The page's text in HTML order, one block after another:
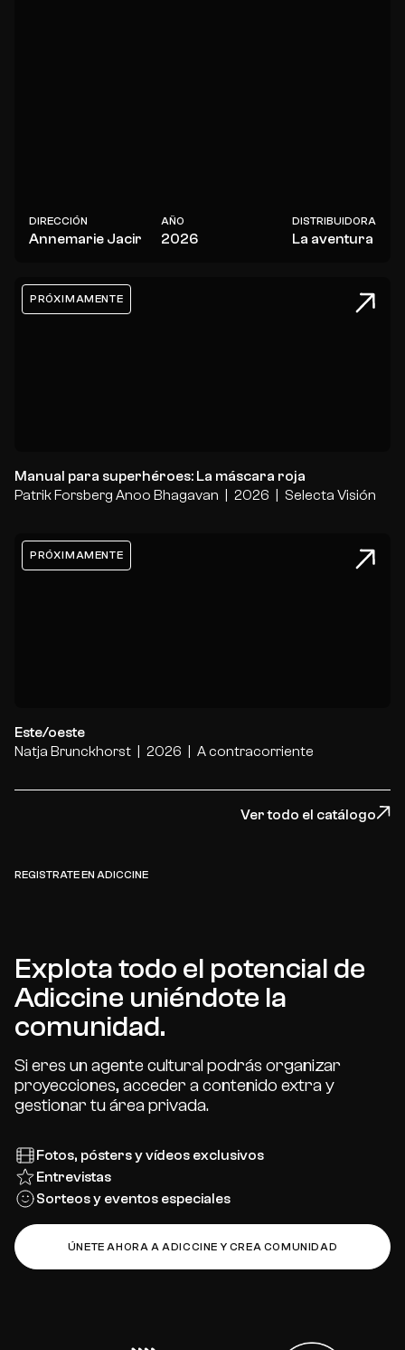
DIRECCIÓN
Annemarie Jacir
AÑO
2026
DISTRIBUIDORA
La aventura
PRÓXIMAMENTE
Manual para superhéroes: La máscara roja
Patrik Forsberg Anoo Bhagavan 2026 Selecta Visión
PRÓXIMAMENTE
Este/oeste
Natja Brunckhorst
2026 A contracorriente
Ver todo el catálogo
REGISTRATE EN ADICCINE
Explota todo el potencial de
Adiccine uniéndote la
comunidad.
Fotos, pósters y vídeos exclusivos
Entrevistas
Sorteos y eventos especiales
Si eres un agente cultural podrás organizar
proyecciones, acceder a contenido extra y
gestionar tu área privada.
ÚNETE AHORA A ADICCINE Y CREA COMUNIDAD